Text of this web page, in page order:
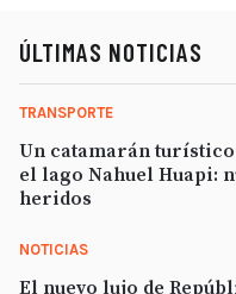
ÚLTIMAS NOTICIAS
TRANSPORTE
Un catamarán
el lago Nahuel Huapi:
heridos
NOTICIAS
El nuevo lujo de